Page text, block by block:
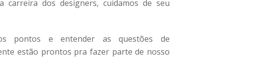
dos designers, cuidamos de seu
pontos e entender as questões de
estão prontos pra fazer parte de nosso